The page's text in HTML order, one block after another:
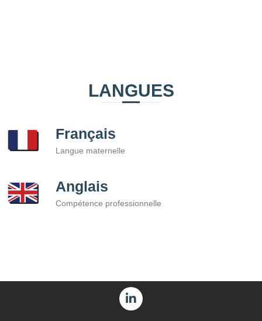
LANGUES
Français
Langue maternelle
Anglais
Compétence professionnelle